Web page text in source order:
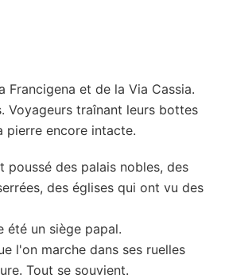
Francigena et de la Via Cassia.
Voyageurs traînant leurs bottes
pierre encore intacte.
poussé des palais nobles, des
des églises qui ont vu des
été un siège papal.
l'on marche dans ses ruelles
Tout se souvient.